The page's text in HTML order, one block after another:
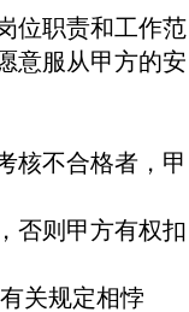
位职责和工作范
意服从甲方的安
核不合格者，甲
否则甲方有权扣
关规定相悖